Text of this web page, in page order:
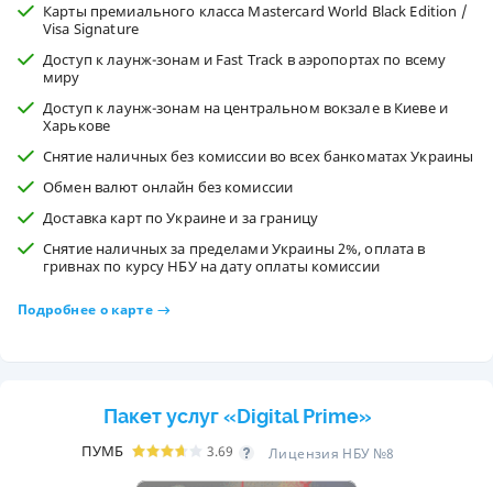
Карты премиального класса Mastercard World Black Edition /
Visa Signature
Доступ к лаунж-зонам и Fast Track в аэропортах по всему
миру
Доступ к лаунж-зонам на центральном вокзале в Киеве и
Харькове
Снятие наличных без комиссии во всех банкоматах Украины
Обмен валют онлайн без комиссии
Доставка карт по Украине и за границу
Снятие наличных за пределами Украины 2%, оплата в
гривнах по курсу НБУ на дату оплаты комиссии
Подробнее о карте
Пакет услуг «Digital Prime»
ПУМБ 3.69 Лицензия НБУ №8